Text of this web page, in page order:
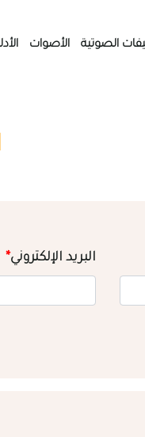
الصوتية الأصوات
البريد الإلكتروني*